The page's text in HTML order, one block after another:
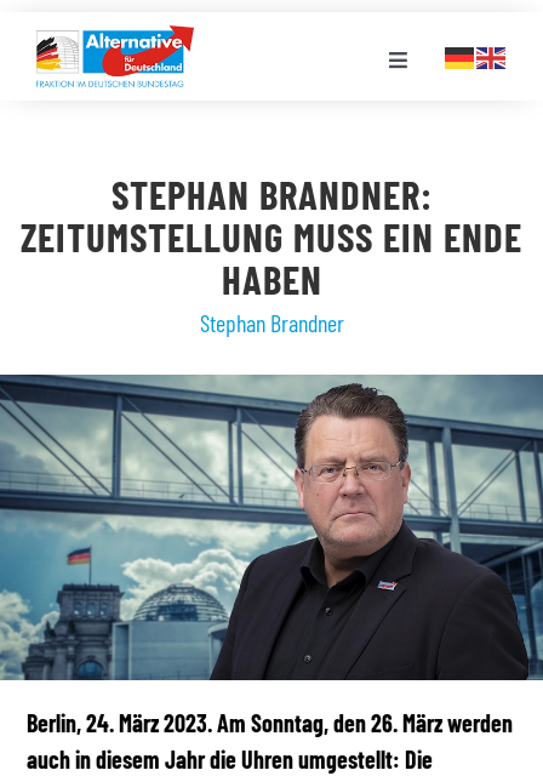
Inhalt
springen
Toggle
LANDESGRUPPEN
PRESSE
STELLENPORTAL
MEDIATHEK
STEPHAN BRANDNER:
ZEITUMSTELLUNG MUSS EIN ENDE
HABEN
Stephan Brandner
Berlin, 24. März 2023.Am Sonntag, den 26. März werden
auch in diesem Jahr die Uhren umgestellt: Die